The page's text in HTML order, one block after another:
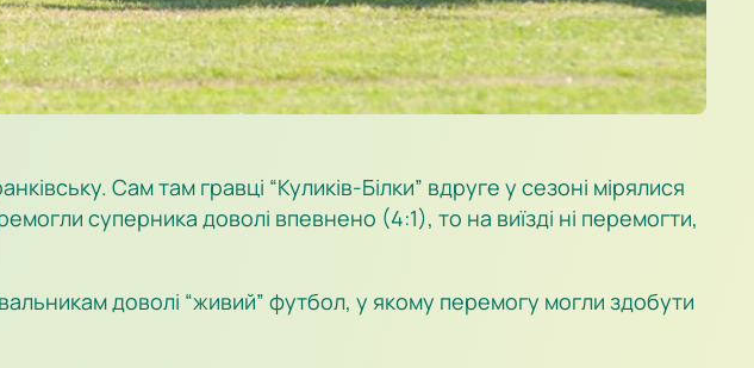
Сам там гравці “Куликів-Білки” вдруге у сезоні мірялися
суперника доволі впевнено (4:1), то на виїзді ні перемогти,
доволі “живий” футбол, у якому перемогу могли здобути